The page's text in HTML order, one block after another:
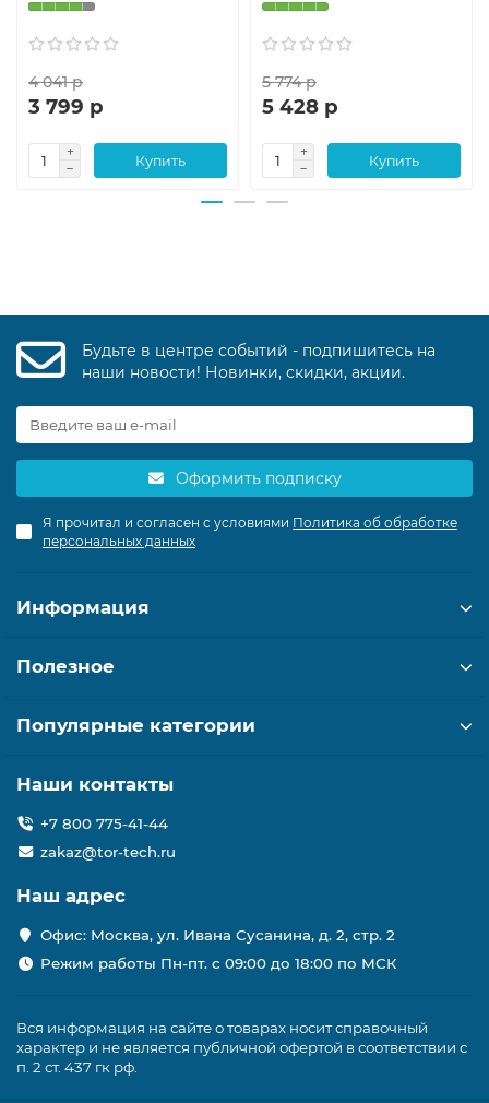
4 041 р
3 799 р
Купить
5 774 р
5 428 р
Купить
Будьте в центре событий - подпишитесь на
наши новости! Новинки, скидки, акции.
Оформить подписку
Я прочитал и согласен с условиями Политика об обработке
персональных данных
Информация
Полезное
Популярные категории
Наши контакты
+7 800 775-41-44
zakaz@tor-tech.ru
Наш адрес
Офис: Москва, ул. Ивана Сусанина, д. 2, стр. 2
Режим работы Пн-пт. с 09:00 до 18:00 по МСК
Вся информация на сайте о товарах носит справочный
характер и не является публичной офертой в соответствии с
п. 2 ст. 437 гк рф.